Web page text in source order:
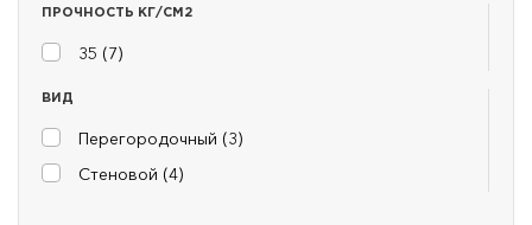
ПРОЧНОСТЬ КГ/СМ2
35 (7)
ВИД
Перегородочный (3)
Стеновой (4)